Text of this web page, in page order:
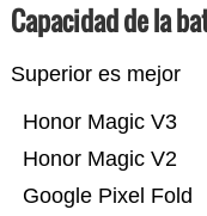
Capacidad de la
Superior es mejor
Google Pixel Fold
Honor Magic V2
Honor Magic V3